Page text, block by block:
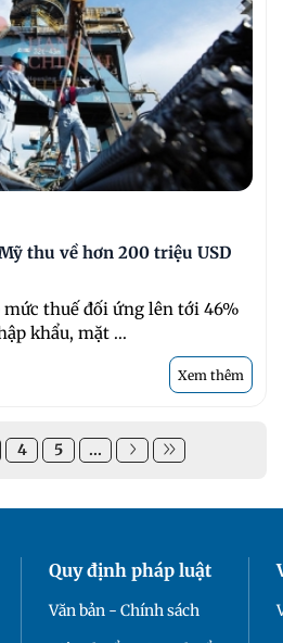
thu về hơn 200 triệu USD
mức thuế đối ứng lên tới 46%
khẩu, mặt ...
Xem thêm
4 5 ...
Quy định pháp luật
Văn bản - Chính sách